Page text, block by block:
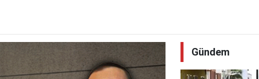
Gündem